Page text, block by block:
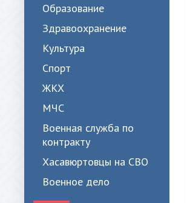
Образование
Здравоохранение
Культура
Спорт
ЖКХ
МЧС
Военная служба по
контракту
Хасавюртовцы на СВО
Военное дело